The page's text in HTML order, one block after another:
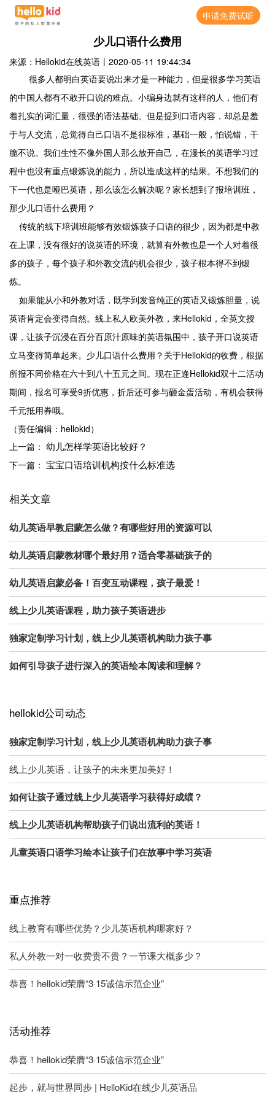
申请免费试听
少儿口语什么费用
来源：Hellokid在线英语 丨 2020-05-11 19:44:34
很多人都明白英语要说出来才是一种能力，但是很多学习英语
的中国人都有不敢开口说的难点。小编身边就有这样的人，他们有
着扎实的词汇量，很强的语法基础。但是提到口语内容，却总是羞
于与人交流，总觉得自己口语不是很标准，基础一般，怕说错，干
脆不说。我们生性不像外国人那么放开自己，在漫长的英语学习过
程中也没有重点锻炼说的能力，所以造成这样的结果。不想我们的
下一代也是哑巴英语，那么该怎么解决呢？家长想到了报培训班，
那少儿口语什么费用？
传统的线下培训班能够有效锻炼孩子口语的很少，因为都是中教
在上课，没有很好的说英语的环境，就算有外教也是一个人对着很
多的孩子，每个孩子和外教交流的机会很少，孩子根本得不到锻
炼。
如果能从小和外教对话，既学到发音纯正的英语又锻炼胆量，说
英语肯定会变得自然。线上私人欧美外教，来Hellokid ，全英文授
课，让孩子沉浸在百分百原汁原味的英语氛围中，孩子开口说英语
立马变得简单起来。少儿口语什么费用？关于Hellokid的收费，根据
所报不同价格在六十到八十五元之间。现在正逢Hellokid双十二活动
期间，报名可享受9折优惠，折后还可参与砸金蛋活动，有机会获得
千元抵用券哦。
（责任编辑：hellokid）
上一篇： 幼儿怎样学英语比较好？
下一篇： 宝宝口语培训机构按什么标准选
相关文章
幼儿英语早教启蒙怎么做？有哪些好用的资源可以
幼儿英语启蒙教材哪个最好用？适合零基础孩子的
幼儿英语启蒙必备！百变互动课程，孩子最爱！
线上少儿英语课程，助力孩子英语进步
独家定制学习计划，线上少儿英语机构助力孩子事
如何引导孩子进行深入的英语绘本阅读和理解？
hellokid公司动态
独家定制学习计划，线上少儿英语机构助力孩子事
线上少儿英语，让孩子的未来更加美好！
如何让孩子通过线上少儿英语学习获得好成绩？
线上少儿英语机构帮助孩子们说出流利的英语！
儿童英语口语学习绘本让孩子们在故事中学习英语
重点推荐
线上教育有哪些优势？少儿英语机构哪家好？
私人外教一对一收费贵不贵？一节课大概多少？
恭喜！hellokid荣膺“3·15诚信示范企业”
活动推荐
恭喜！hellokid荣膺“3·15诚信示范企业”
起步，就与世界同步 | HelloKid在线少儿英语品